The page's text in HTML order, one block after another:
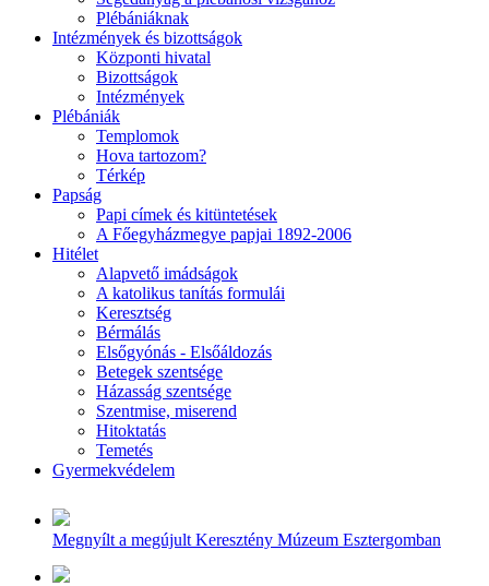
Plébániáknak
Intézmények és bizottságok
Központi hivatal
Bizottságok
Intézmények
Plébániák
Templomok
Hova tartozom?
Térkép
Papság
Papi címek és kitüntetések
A Főegyházmegye papjai 1892-2006
Hitélet
Alapvető imádságok
A katolikus tanítás formulái
Keresztség
Bérmálás
Elsőgyónás - Elsőáldozás
Betegek szentsége
Házasság szentsége
Szentmise, miserend
Hitoktatás
Temetés
Gyermekvédelem
Megnyílt a megújult Keresztény Múzeum Esztergomban